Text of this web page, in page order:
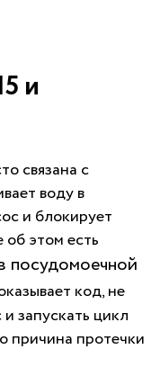
и
связана с
воду в
и блокирует
этом есть
посудомоечной
код, не
запускать цикл
причина протечки